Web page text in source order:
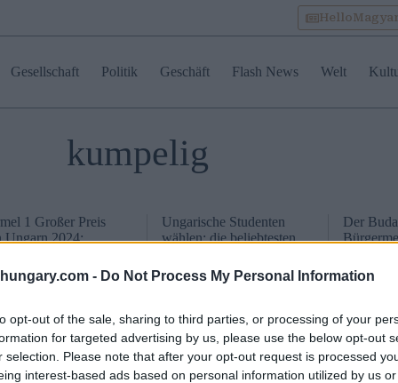
- Do Not Process My Personal Information
opt-out of the sale, sharing to third parties, or processing of your
for targeted advertising by us, please use the below opt-out
selection. Please note that after your opt-out request is processed
interest-based ads based on personal information utilized by us
HelloMagyar
Gesellschaft Politik Geschäft Flash News Welt
kumpelig
1 Großer Preis
Ungarn 2024:
Züge aus
für die Fans!
Ungarische Studenten
wählen: die beliebtesten
Der
sauberes,
Budapest